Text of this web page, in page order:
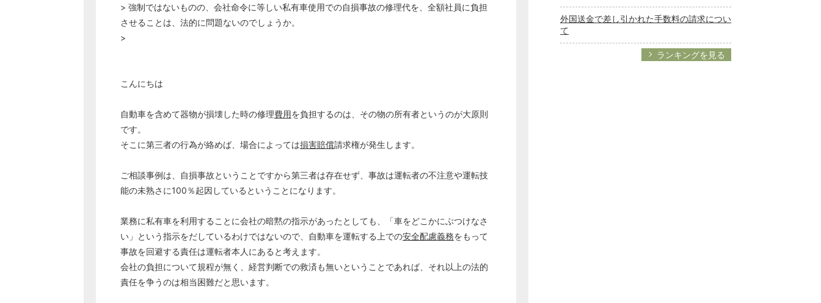
> 強制ではないものの、会社命令に等しい私有車使用での自損事故の修理代を、全額社員に負担
させることは、法的に問題ないのでしょうか。
>
こんにちは
自動車を含めて器物が損壊した時の修理費用を負担するのは、その物の所有者というのが大原則
です。
そこに第三者の行為が絡めば、場合によっては損害賠償請求権が発生します。
ご相談事例は、自損事故ということですから第三者は存在せず、事故は運転者の不注意や運転技
能の未熟さに100％起因しているということになります。
業務に私有車を利用することに会社の暗黙の指示があったとしても、「車をどこかにぶつけなさ
い」という指示をだしているわけではないので、自動車を運転する上での安全配慮義務をもって
事故を回避する責任は運転者本人にあると考えます。
会社の負担について規程が無く、経営判断での救済も無いということであれば、それ以上の法的
責任を争うのは相当困難だと思います。
税務経理
総務の給湯室
外国送金で差し引かれた手数料の請求につい
て
ランキングを見る